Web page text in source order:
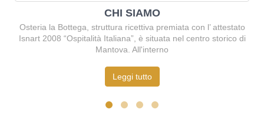
CHI SIAMO
Osteria la Bottega, struttura ricettiva premiata con l’ attestato
Isnart 2008 “Ospitalità Italiana”, è situata nel centro storico di
Mantova. All'interno
Leggi tutto